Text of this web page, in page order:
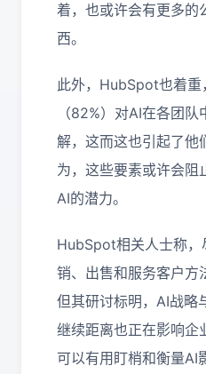
着，也或许会有更多的
西。
此外，HubSpot也着重
（82%）对AI在各团
解，这而这也引起了他
为，这些要素或许会阻
AI的潜力。
HubSpot相关人士称，
销、出售和服务客户方
但其研讨标明，AI战略
继续距离也正在影响企
可以有用盯梢和衡量AI